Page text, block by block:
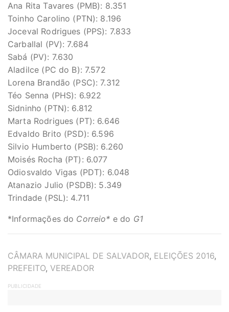
Ana Rita Tavares (PMB): 8.351
Toinho Carolino (PTN): 8.196
Joceval Rodrigues (PPS): 7.833
Carballal (PV): 7.684
Sabá (PV): 7.630
Aladilce (PC do B): 7.572
Lorena Brandão (PSC): 7.312
Téo Senna (PHS): 6.922
Sidninho (PTN): 6.812
Marta Rodrigues (PT): 6.646
Edvaldo Brito (PSD): 6.596
Silvio Humberto (PSB): 6.260
Moisés Rocha (PT): 6.077
Odiosvaldo Vigas (PDT): 6.048
Atanazio Julio (PSDB): 5.349
Trindade (PSL): 4.711
*Informações do Correio* e do G1
TAGS
CÂMARA MUNICIPAL DE SALVADOR, ELEIÇÕES 2016,
PREFEITO, VEREADOR
PUBLICIDADE